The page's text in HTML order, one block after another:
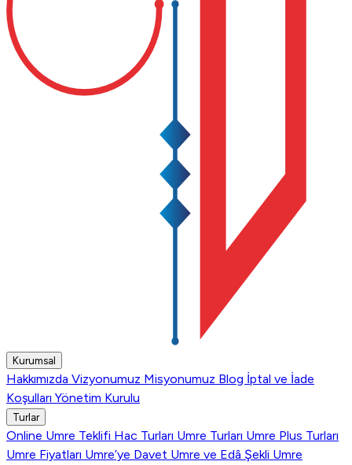
Kurumsal
Hakkımızda Vizyonumuz Misyonumuz Blog İptal ve İade
Koşulları Yönetim Kurulu
Turlar
Online Umre Teklifi Hac Turları Umre Turları Umre Plus Turları
Umre Fiyatları Umre’ye Davet Umre ve Edâ Şekli Umre